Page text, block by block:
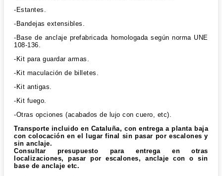
-Estantes.
-Bandejas extensibles.
-Base de anclaje prefabricada homologada según norma UNE
108-136.
-Kit para guardar armas.
-Kit maculación de billetes.
-Kit antigas.
-Kit fuego.
-Otras opciones (acabados de lujo con cuero, etc).
Transporte incluido en Cataluña, con entrega a planta baja
con colocación en el lugar final sin pasar por escalones y
sin anclaje.
Consultar presupuesto para entrega en otras
localizaciones, pasar por escalones, anclaje con o sin
base de anclaje etc.